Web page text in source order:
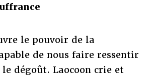
le pouvoir de la
de nous faire ressentir
le dégoût. Laocoon crie et